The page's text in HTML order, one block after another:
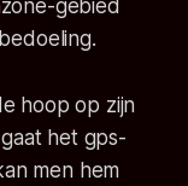
gebied
hoop op zijn
het gps-
men hem